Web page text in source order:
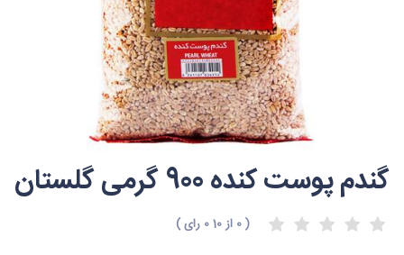
گندم پوست کنده 900 گرمی گلستان
(
0 از10
0 رای )